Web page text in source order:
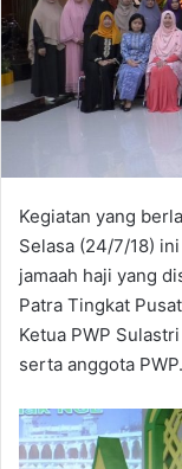
Kegiatan yang
Selasa (24/7/18)
jamaah haji yang
Patra Tingkat
Ketua PWP
serta anggota PWP.